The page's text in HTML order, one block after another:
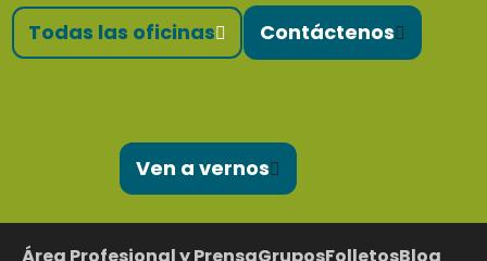
Todas las oficinas Contáctenos
Ven a vernos